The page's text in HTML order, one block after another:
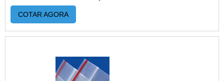
cortada em fatias. As principais características
encontradas na composição é elasticidade e
resistência física para compactar os conteúdos
DE BENEFÍCIOSA aplicação da bobina stretch
pode ser utilizada para a embalagem de produtos
COTAR AGORA